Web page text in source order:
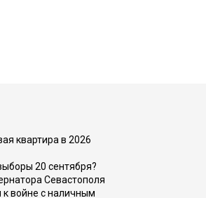
квартира в 2026
20 сентября?
Севастополя
к войне с наличным